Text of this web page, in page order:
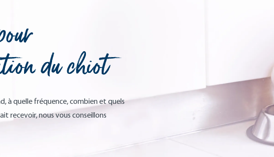
du chiot
à quelle fréquence, combien et quels
recevoir, nous vous conseillons